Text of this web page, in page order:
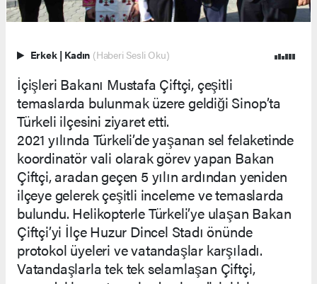
Erkek | Kadın (Haberi Sesli Oku)
İçişleri Bakanı Mustafa Çiftçi, çeşitli
temaslarda bulunmak üzere geldiği Sinop’ta
Türkeli ilçesini ziyaret etti.
2021 yılında Türkeli’de yaşanan sel felaketinde
koordinatör vali olarak görev yapan Bakan
Çiftçi, aradan geçen 5 yılın ardından yeniden
ilçeye gelerek çeşitli inceleme ve temaslarda
bulundu. Helikopterle Türkeli’ye ulaşan Bakan
Çiftçi’yi İlçe Huzur Dincel Stadı önünde
protokol üyeleri ve vatandaşlar karşıladı.
Vatandaşlarla tek tek selamlaşan Çiftçi,